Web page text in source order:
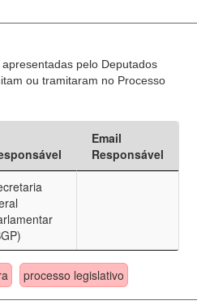
pelo Deputados
ou tramitaram no Processo
Email
Responsável
processo legislativo